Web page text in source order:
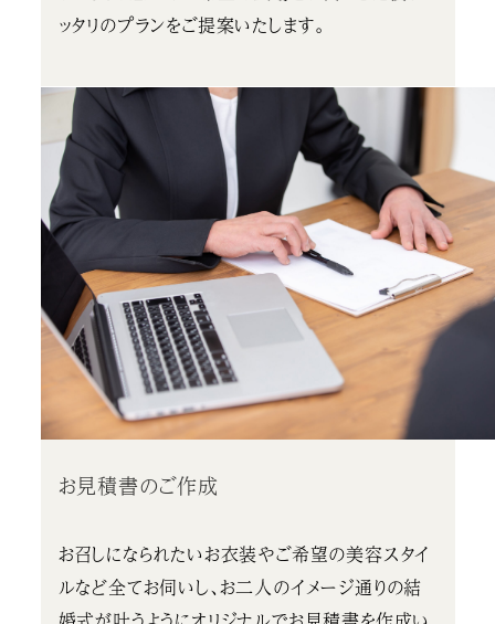
ッタリのプランをご提案いたします。
お見積書のご作成
お召しになられたいお衣装やご希望の美容スタイ
ルなど全てお伺いし、お二人のイメージ通りの結